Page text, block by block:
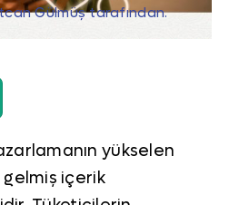
Gülmüştarafından.
yükselen
gelmiş içerik